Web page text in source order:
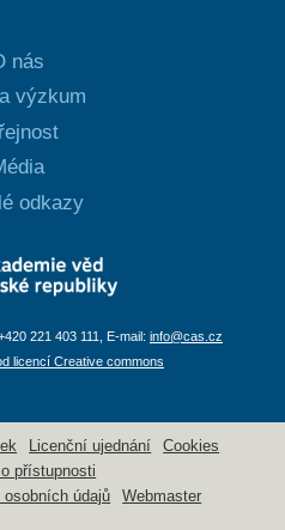
nás
výzkum
odkazy
221 403 111, E-mail: info@cas.cz
licencí Creative commons
Licenční ujednání
Cookies
přístupnosti
osobních údajů
Webmaster